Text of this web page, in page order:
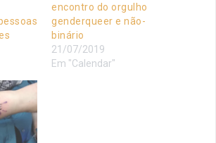
encontro do orgulho
genderqueer e não-
binário
21/07/2019
Em "Calendar"